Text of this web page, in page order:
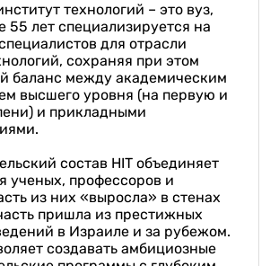
технологий – это вуз,
55 лет специализируется на
для отрасли
сохраняя при этом
баланс между академическим
высшего уровня (на первую и
и прикладными
состав HIT объединяет
ученых, профессоров и
из них «выросла» в стенах
пришла из престижных
в Израиле и за рубежом.
создавать амбициозные